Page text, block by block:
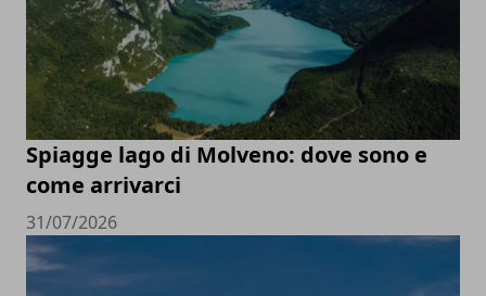
Spiagge lago di Molveno: dove sono e
come arrivarci
31/07/2026